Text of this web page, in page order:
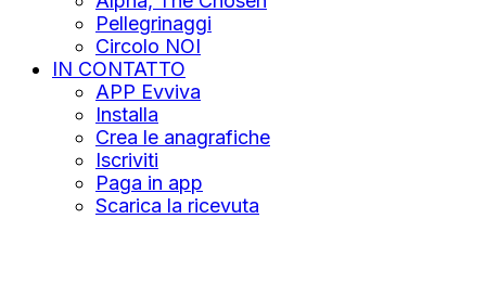
Pellegrinaggi
Circolo NOI
IN CONTATTO
APP Evviva
Installa
Crea le anagrafiche
Iscriviti
Paga in app
Scarica la ricevuta